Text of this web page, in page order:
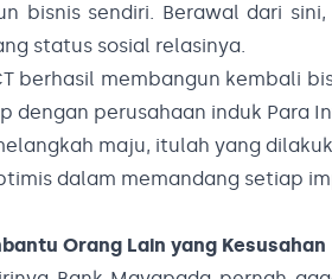
bisnis sendiri. Berawal dari
status sosial relasinya.
berhasil membangun kembali
dengan perusahaan induk Para
maju, itulah yang
dalam memandang setiap
Orang Lain yang Kesusahan